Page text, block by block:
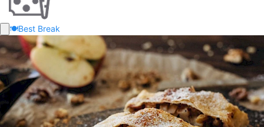
🍽️Best Break